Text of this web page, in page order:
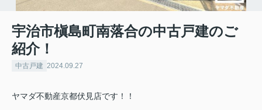
宇治市槇島町南落合の中古戸建のご
紹介！
中古戸建 2024.09.27
ヤマダ不動産京都伏見店です！！